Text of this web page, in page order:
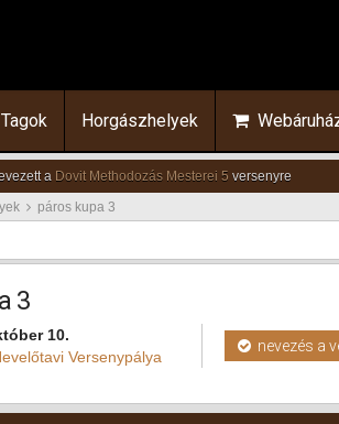
Tagok Horgászhelyek
a Dovit Methodozás Mesterei 5 versenyre
páros kupa 3
3
10.
Versenypálya
nevezés a